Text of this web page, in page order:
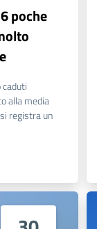
poche
alla media
registra un